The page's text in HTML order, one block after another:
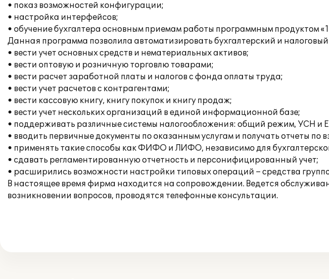
• показ возможностей конфигурации;
• настройка интерфейсов;
• обучение бухгалтера основным приемам работы программным продуктом
Данная программа позволила автоматизировать бухгалтерский и
• вести учет основных средств и нематериальных активов;
• вести оптовую и розничную торговлю товарами;
• вести расчет заработной платы и налогов с фонда оплаты труда;
• вести учет расчетов с контрагентами;
• вести кассовую книгу, книгу покупок и книгу продаж;
• вести учет нескольких организаций в единой информационной базе;
• поддерживать различные системы налогообложения: общий режим, УСН и
• вводить первичные документы по оказанным услугам и получать отчеты по
• применять такие способы как ФИФО и ЛИФО, независимо для
• сдавать регламентированную отчетность и персонифицированный учет;
• расширились возможности настройки типовых операций – средства
В настоящее время фирма находится на сопровождении. Ведется
возникновении вопросов, проводятся телефонные консультации.